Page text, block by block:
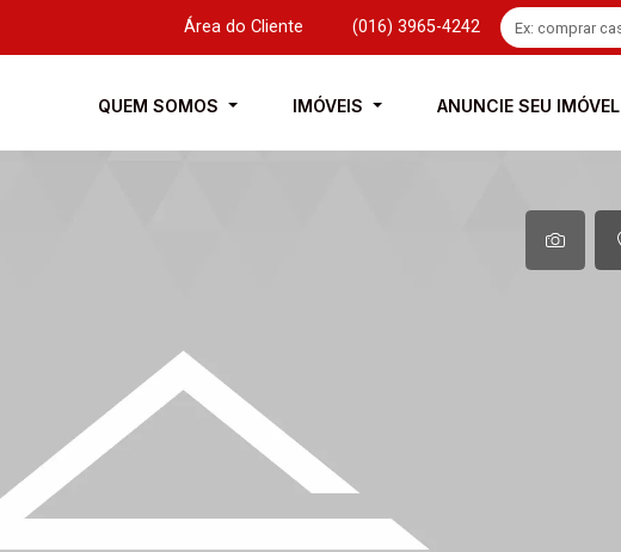
Área do Cliente (016) 3965-4242
QUEM SOMOS IMÓVEIS ANUNCIE SEU IMÓVEL